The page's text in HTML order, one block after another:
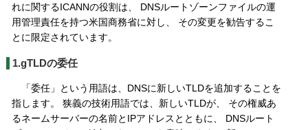
れに関するICANNの役割は、 DNSルートゾーンファイルの運
用管理責任を持つ米国商務省に対し、 その変更を勧告するこ
とに限定されています。
1.gTLDの委任
「委任」という用語は、DNSに新しいTLDを追加することを
指します。 狭義の技術用語では、新しいTLDが、 その権威あ
るネームサーバーの名前とIPアドレスとともに、 DNSルート